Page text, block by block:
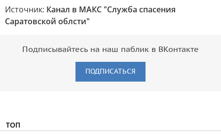
Источник: Канал в МАКС "Служба спасения
Саратовской облсти"
Подписывайтесь на наш паблик в ВКонтакте
ПОДПИСАТЬСЯ
ТОП